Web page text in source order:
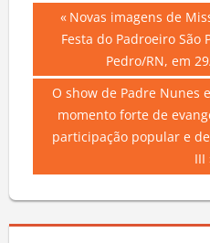
Navegação
de
Post
Previous
Post:
Novas imagens de
Festa do Padroeiro São
Pedro/RN, em
Next
Post:
O show de Padre Nunes
momento forte de
participação popular e
III